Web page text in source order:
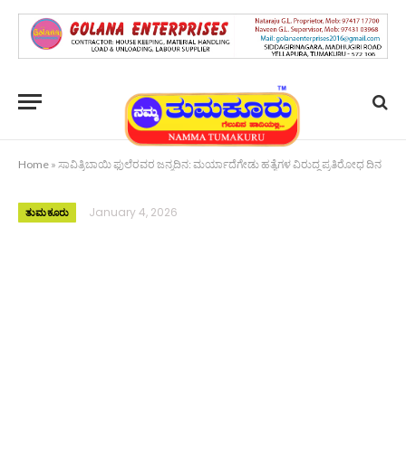
Home » ಸಾವಿತ್ರಿಬಾಯಿ ಫುಲೆರವರ ಜನ್ಮದಿನ: ಮರ್ಯಾದೆಗೇಡು ಹತ್ಯೆಗಳ ವಿರುದ್ಧ ಪ್ರತಿರೋಧ ದಿನ
ತುಮಕೂರು January 4, 2026